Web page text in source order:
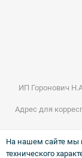
ИП Горонович
Адрес для
На нашем сайте мы
технического